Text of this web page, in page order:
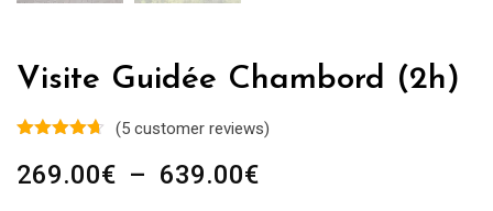
Visite Guidée Chambord (2h)
(5 customer reviews)
269.00€ – 639.00€Plage